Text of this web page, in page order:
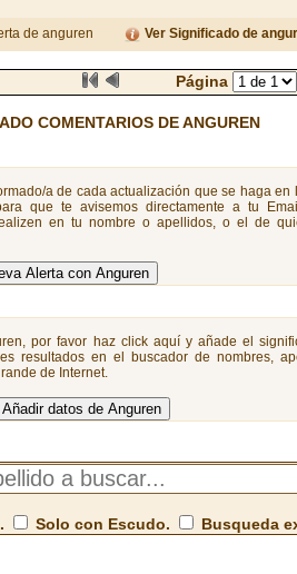
de anguren Ver Significado de
Página
COMENTARIOS DE ANGUREN
a de cada actualización que se haga en
que te avisemos directamente a tu
en tu nombre o apellidos, o el de
por favor haz click aquí y añade el
resultados en el buscador de nombres,
de Internet.
Solo con Escudo. Busqueda